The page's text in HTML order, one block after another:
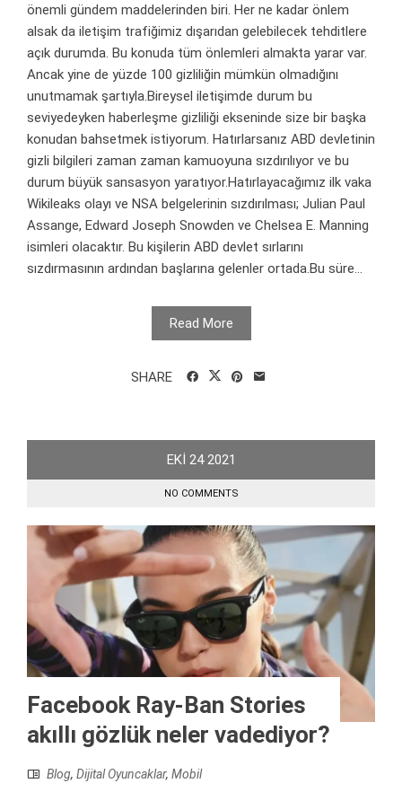
önemli gündem maddelerinden biri. Her ne kadar önlem
alsak da iletişim trafiğimiz dışarıdan gelebilecek tehditlere
açık durumda. Bu konuda tüm önlemleri almakta yarar var.
Ancak yine de yüzde 100 gizliliğin mümkün olmadığını
unutmamak şartıyla.Bireysel iletişimde durum bu
seviyedeyken haberleşme gizliliği ekseninde size bir başka
konudan bahsetmek istiyorum. Hatırlarsanız ABD devletinin
gizli bilgileri zaman zaman kamuoyuna sızdırılıyor ve bu
durum büyük sansasyon yaratıyor.Hatırlayacağımız ilk vaka
Wikileaks olayı ve NSA belgelerinin sızdırılması; Julian Paul
Assange, Edward Joseph Snowden ve Chelsea E. Manning
isimleri olacaktır. Bu kişilerin ABD devlet sırlarını
sızdırmasının ardından başlarına gelenler ortada.Bu süre...
Read More
SHARE
EKI 24 2021
NO COMMENTS
Facebook Ray-Ban Stories
akıllı gözlük neler vadediyor?
Blog, Dijital Oyuncaklar, Mobil